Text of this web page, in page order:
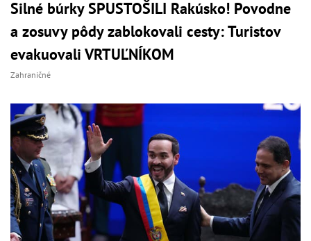
Silné búrky SPUSTOŠILI Rakúsko! Povodne
a zosuvy pôdy zablokovali cesty: Turistov
evakuovali VRTUĽNÍKOM
Zahraničné